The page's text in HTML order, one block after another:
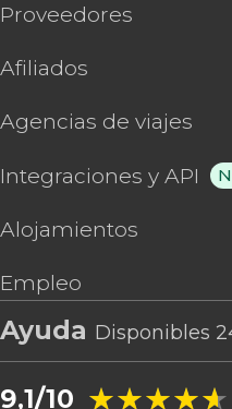
Proveedores
Afiliados
Agencias de viajes
Integraciones y API
Alojamientos
Empleo
Ayuda Disponibles
9,1/10 ★★★★★
★★★★★